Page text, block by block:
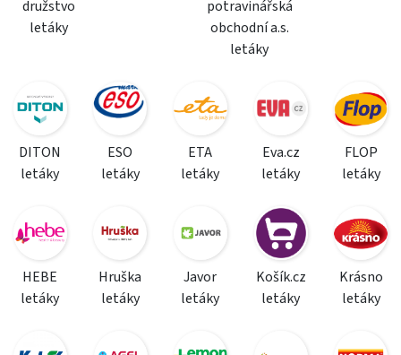
družstvo
letáky
potravinářská
obchodní a.s.
letáky
DITON
letáky
ESO
letáky
ETA
letáky
Eva.cz
letáky
FLOP
letáky
HEBE
letáky
Hruška
letáky
Javor
letáky
Košík.cz
letáky
Krásno
letáky